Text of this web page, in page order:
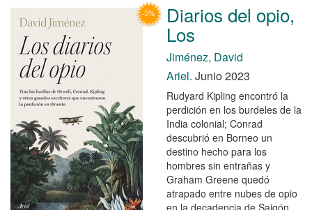
Diarios del opio,
Los
Jiménez, David
Ariel. Junio 2023
Rudyard Kipling encontró la
perdición en los burdeles de la
India colonial; Conrad
descubrió en Borneo un
destino hecho para los
hombres sin entrañas y
Graham Greene quedó
atrapado entre nubes de opio
en la decadencia de Saigón.